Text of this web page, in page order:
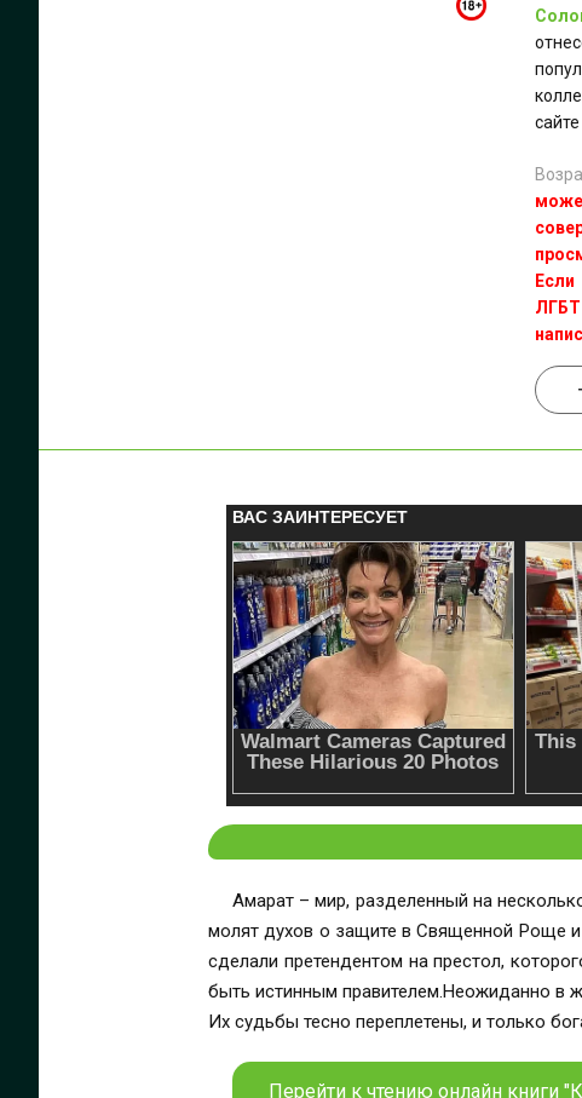
ЛГБТ
Амарат – мир, разделенный на
молят духов о защите в Священной Роще
сделали претендентом на престол,
быть истинным правителем.Неожиданно в
Их судьбы тесно переплетены, и только
Перейти к чтению онлайн книги